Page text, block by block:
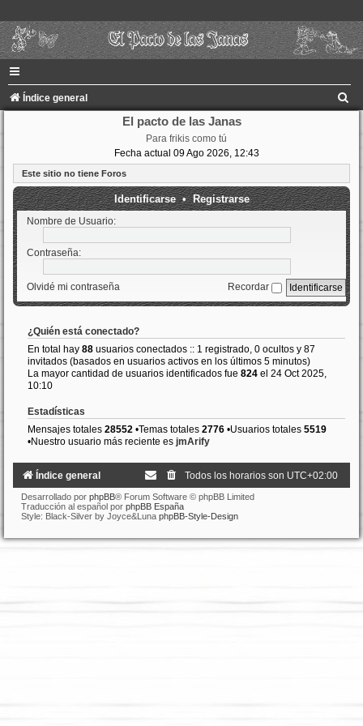
Índice general
El pacto de las Janas
Para frikis como tú
Fecha actual 09 Ago 2026, 12:43
Este sitio no tiene Foros
Identificarse•Registrarse
Nombre de Usuario:
Contraseña:
Olvidé mi contraseña Recordar
¿Quién está conectado?
En total hay 88 usuarios conectados :: 1 registrado, 0 ocultos y 87
invitados (basados en usuarios activos en los últimos 5 minutos)
La mayor cantidad de usuarios identificados fue 824 el 24 Oct 2025,
10:10
Estadísticas
Mensajes totales 28552 •Temas totales 2776 •Usuarios totales 5519
•Nuestro usuario más reciente es jmArify
Índice general Todos los horarios son UTC+02:00
Desarrollado por phpBB® Forum Software © phpBB Limited
Traducción al español por phpBB España
Style: Black-Silver by Joyce&Luna phpBB-Style-Design